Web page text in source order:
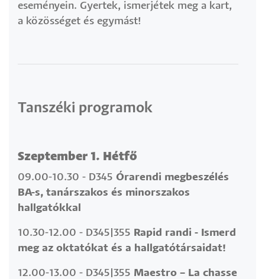
eseményein. Gyertek, ismerjétek meg a kart,
a közösséget és egymást!
Tanszéki programok
Szeptember 1. Hétfő
09.00-10.30 - D345 Órarendi megbeszélés
BA-s, tanárszakos és minorszakos
hallgatókkal
10.30-12.00 - D345|355 Rapid randi - Ismerd
meg az oktatókat és a hallgatótársaidat!
12.00-13.00 - D345|355 Maestro – La chasse